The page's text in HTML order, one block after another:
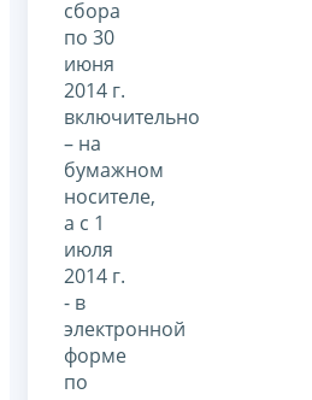
сбора
по 30
июня
2014 г.
включительно
– на
бумажном
носителе,
а с 1
июля
2014 г.
- в
электронной
форме
по